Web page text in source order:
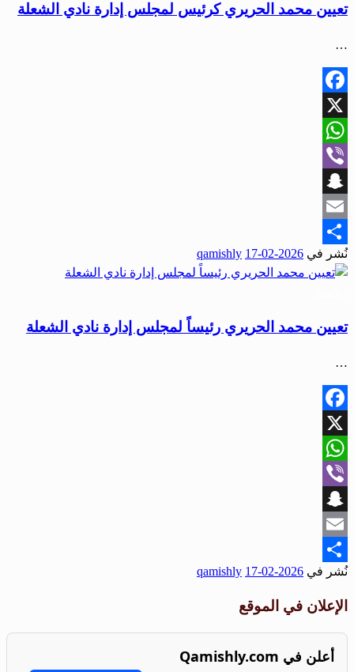
تعيين محمد الحريري كرئيس لمجلس إدارة نادي الشعلة
…
Facebook
X
WhatsApp
Viber
Snapchat
Email
Share
نُشر في 2026-02-17
qamishly
تعيين محمد الحريري رئيساً لمجلس إدارة نادي الشعلة
…
Facebook
X
WhatsApp
Viber
Snapchat
Email
Share
نُشر في 2026-02-17
qamishly
الإعلان في الموقع
أعلن في Qamishly.com